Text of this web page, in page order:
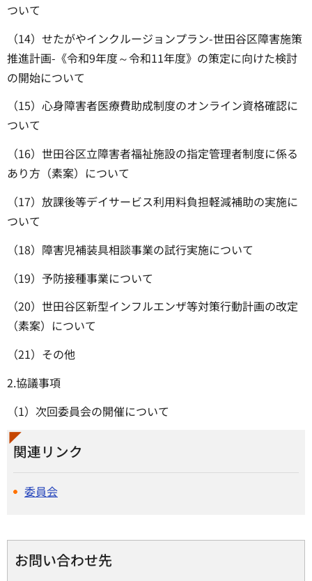
ついて
（14）せたがやインクルージョンプラン-世田谷区障害施策
推進計画-《令和9年度～令和11年度》の策定に向けた検討
の開始について
（15）心身障害者医療費助成制度のオンライン資格確認に
ついて
（16）世田谷区立障害者福祉施設の指定管理者制度に係る
あり方（素案）について
（17）放課後等デイサービス利用料負担軽減補助の実施に
ついて
（18）障害児補装具相談事業の試行実施について
（19）予防接種事業について
（20）世田谷区新型インフルエンザ等対策行動計画の改定
（素案）について
（21）その他
2.協議事項
（1）次回委員会の開催について
関連リンク
委員会
お問い合わせ先